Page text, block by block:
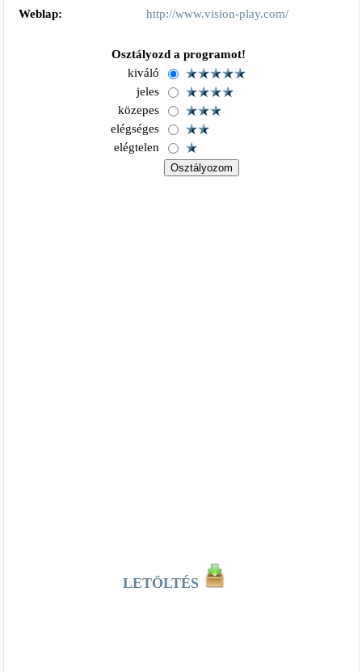
Weblap:
http://www.vision-play.com/
Osztályozd a programot!
kiváló
jeles
közepes
elégséges
elégtelen
LETÖLTÉS